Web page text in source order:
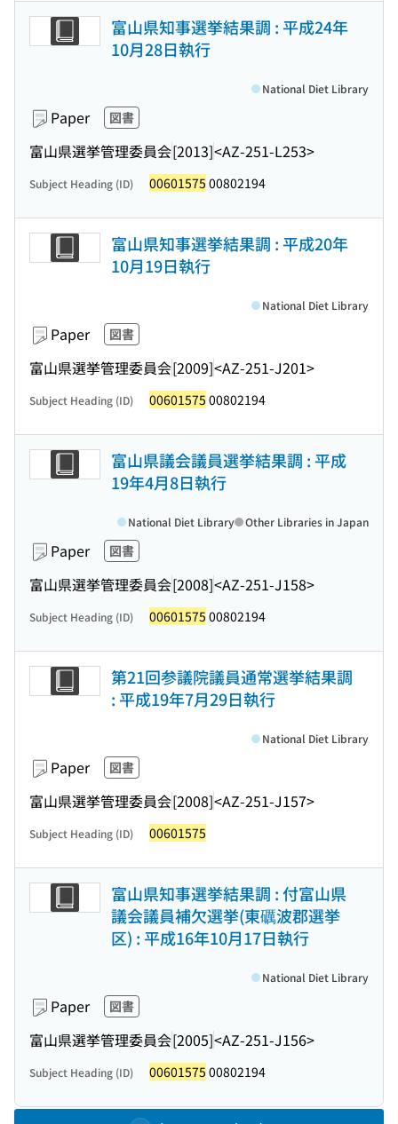
富山県知事選挙結果調 : 平成24年
10月28日執行
Paper 図書
富山県選挙管理委員会[2013]<AZ-251-L253>
National Diet Library
Subject Heading (ID) 00601575 00802194
富山県知事選挙結果調 : 平成20年
10月19日執行
Paper 図書
富山県選挙管理委員会[2009]<AZ-251-J201>
National Diet Library
Subject Heading (ID) 00601575 00802194
富山県議会議員選挙結果調 : 平成
19年4月8日執行
Paper 図書
富山県選挙管理委員会[2008]<AZ-251-J158>
National Diet Library Other Libraries in Japan
Subject Heading (ID) 00601575 00802194
第21回参議院議員通常選挙結果調
: 平成19年7月29日執行
Paper 図書
富山県選挙管理委員会[2008]<AZ-251-J157>
National Diet Library
Subject Heading (ID) 00601575
富山県知事選挙結果調 : 付富山県
議会議員補欠選挙(東礪波郡選挙
区) : 平成16年10月17日執行
Paper 図書
富山県選挙管理委員会[2005]<AZ-251-J156>
National Diet Library
Subject Heading (ID) 00601575 00802194